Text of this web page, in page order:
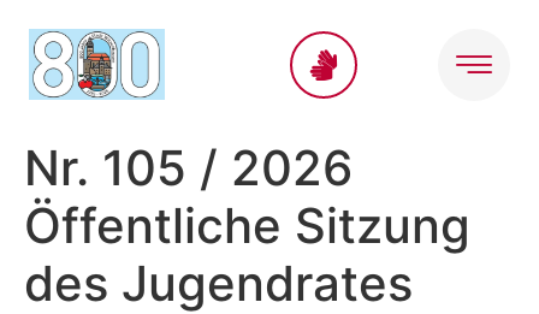
springen
Nr. 105 / 2026
Öffentliche Sitzung
des Jugendrates